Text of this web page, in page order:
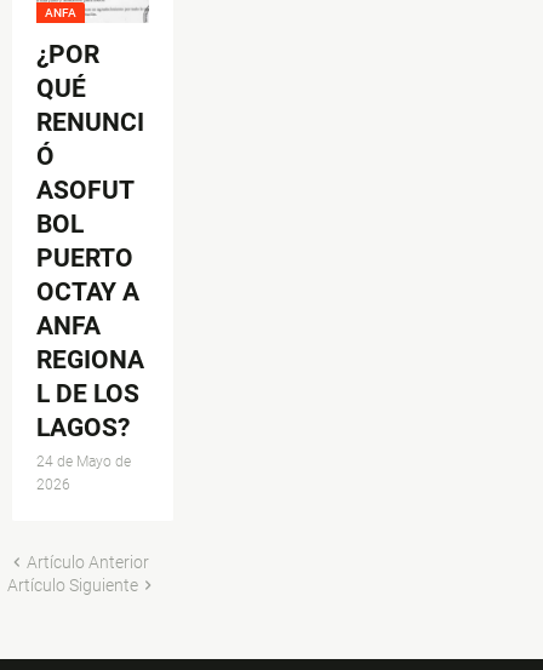
ANFA
¿POR
QUÉ
RENUNCI
Ó
ASOFUT
BOL
PUERTO
OCTAY A
ANFA
REGIONA
L DE LOS
LAGOS?
24 de Mayo de
2026
Artículo Anterior
Artículo Siguiente